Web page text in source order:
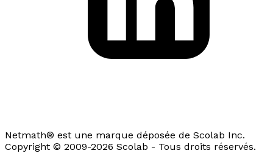
Netmath® est une marque déposée de Scolab Inc.
Copyright © 2009-2026 Scolab - Tous droits réservés.